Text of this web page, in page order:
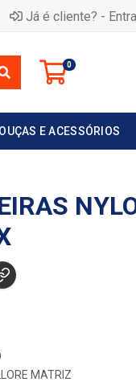
Já é cliente? -
0
E ACESSÓRIOS
MATRIZ